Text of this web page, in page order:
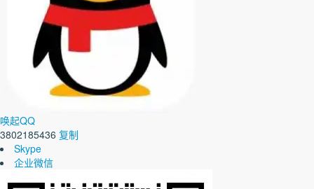
唤起QQ
3802185436 复制
Skype
企业微信